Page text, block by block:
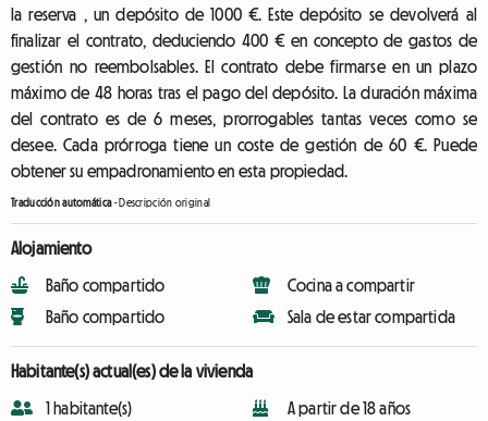
la reserva , un depósito de 1000 €. Este depósito se devolverá al
finalizar el contrato, deduciendo 400 € en concepto de gastos de
gestión no reembolsables. El contrato debe firmarse en un plazo
máximo de 48 horas tras el pago del depósito. La duración máxima
del contrato es de 6 meses, prorrogables tantas veces como se
desee. Cada prórroga tiene un coste de gestión de 60 €. Puede
obtener su empadronamiento en esta propiedad.
Traducción automática-Descripción original
Alojamiento
Baño compartido
Baño compartido
Cocina a compartir
Sala de estar compartida
Habitante(s) actual(es) de la vivienda
1 habitante(s) A partir de 18 años